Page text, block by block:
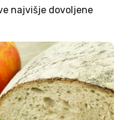
najvišje dovoljene
in